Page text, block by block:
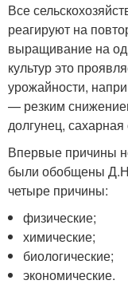
Все
реагируют на
выращивание на
культур это
урожайности,
— резким
долгунец,
Впервые причины
были обобщены
четыре причины:
физические;
химические;
биологические;
экономические.